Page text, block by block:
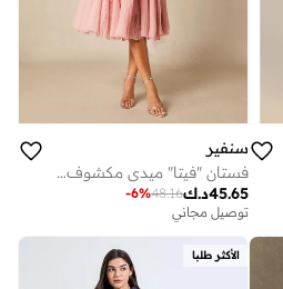
سنفير
فستان "فيتا" ميدي مكشوف الكتفين ومزين بالكشكشة
د.ك45.65
48.16
-6%
توصيل مجاني
الأكثر طلبا